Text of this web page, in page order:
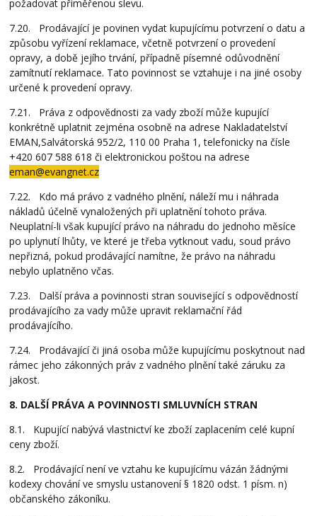
požadovat přiměřenou slevu.
7.20. Prodávající je povinen vydat kupujícímu potvrzení o datu a
způsobu vyřízení reklamace, včetně potvrzení o provedení
opravy, a době jejího trvání, případně písemné odůvodnění
zamítnutí reklamace. Tato povinnost se vztahuje i na jiné osoby
určené k provedení opravy.
7.21. Práva z odpovědnosti za vady zboží může kupující
konkrétně uplatnit zejména osobně na adrese Nakladatelství
EMAN,Salvátorská 952/2, 110 00 Praha 1, telefonicky na čísle
+420 607 588 618 či elektronickou poštou na adrese
eman@evangnet.cz
7.22. Kdo má právo z vadného plnění, náleží mu i náhrada
nákladů účelně vynaložených při uplatnění tohoto práva.
Neuplatní-li však kupující právo na náhradu do jednoho měsíce
po uplynutí lhůty, ve které je třeba vytknout vadu, soud právo
nepřizná, pokud prodávající namítne, že právo na náhradu
nebylo uplatněno včas.
7.23. Další práva a povinnosti stran související s odpovědností
prodávajícího za vady může upravit reklamační řád
prodávajícího.
7.24. Prodávající či jiná osoba může kupujícímu poskytnout nad
rámec jeho zákonných práv z vadného plnění také záruku za
jakost.
8. DALŠÍ PRÁVA A POVINNOSTI SMLUVNÍCH STRAN
8.1. Kupující nabývá vlastnictví ke zboží zaplacením celé kupní
ceny zboží.
8.2. Prodávající není ve vztahu ke kupujícímu vázán žádnými
kodexy chování ve smyslu ustanovení § 1820 odst. 1 písm. n)
občanského zákoníku.